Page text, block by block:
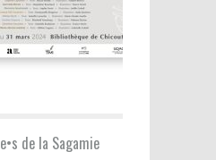
de la Sagamie